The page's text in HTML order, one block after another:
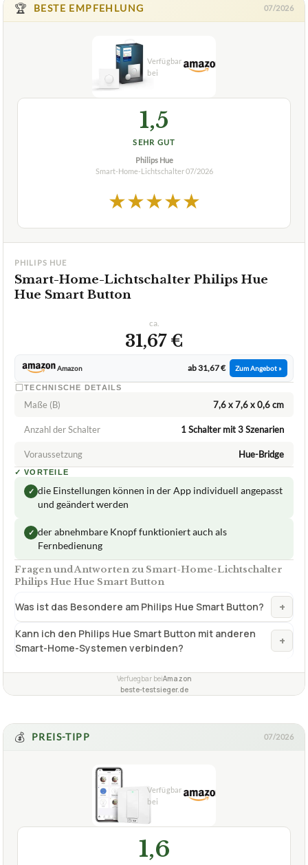
🏆 BESTE EMPFEHLUNG 07/2026
1,5
SEHR GUT
Philips Hue
Smart-Home-Lichtschalter07/2026
★★★★★
PHILIPS HUE
Smart-Home-Lichtschalter Philips Hue
Hue Smart Button
ca.
31,67 €
Amazon ab 31,67 € Zum Angebot »
TECHNISCHE DETAILS
Maße (B) 7,6 x 7,6 x 0,6 cm
Anzahl der Schalter 1 Schalter mit 3 Szenarien
Voraussetzung Hue-Bridge
✓ VORTEILE
✓ die Einstellungen können in der App individuell angepasst
und geändert werden
✓ der abnehmbare Knopf funktioniert auch als
Fernbedienung
Fragen und Antworten zu Smart-Home-Lichtschalter
Philips Hue Hue Smart Button
Was ist das Besondere am Philips Hue Smart Button? +
Kann ich den Philips Hue Smart Button mit anderen
Smart-Home-Systemen verbinden?
+
Verfuegbar beiAmazon
beste-testsieger.de
💰 PREIS-TIPP 07/2026
1,6